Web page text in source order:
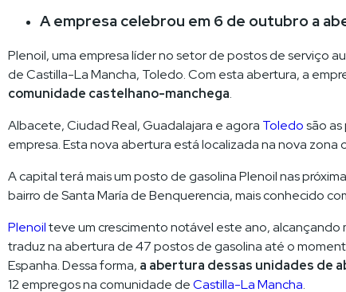
A empresa celebrou em 6 de outubro a
Plenoil, uma empresa líder no setor de postos de serviço
de Castilla-La Mancha, Toledo. Com esta abertura, a
comunidade castelhano-manchega.
Albacete, Ciudad Real, Guadalajara e agora Toledosão
empresa. Esta nova abertura está localizada na nova
A capital terá mais um posto de gasolina Plenoil nas
bairro de Santa María de Benquerencia, mais conhecido
Plenoilteve um crescimento notável este ano,
traduz na abertura de 47 postos de gasolina até o
Espanha. Dessa forma, a abertura dessas unidades de
12 empregos na comunidade deCastilla-La Mancha.